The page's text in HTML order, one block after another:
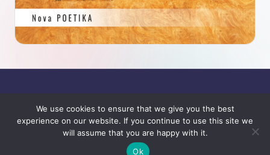
Copyright 2026 — SJAJ. All rights reserved.
Bloghash WordPress Theme
We use cookies to ensure that we give you the best
experience on our website. If you continue to use this site we
will assume that you are happy with it.
Ok